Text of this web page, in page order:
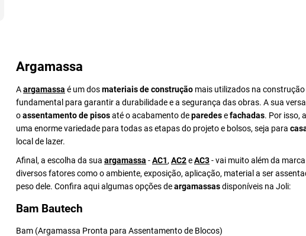
Argamassa
Aargamassa é um dosmateriais de construção mais utilizados na construção
fundamental para garantir a durabilidade e a segurança das obras. A sua
oassentamento de pisosaté o acabamento deparedesefachadas. Por isso, a
uma enorme variedade para todas as etapas do projeto e bolsos, seja para
local de lazer.
Afinal, a escolha da sua argamassa -AC1, AC2eAC3- vai muito além da
diversos fatores como o ambiente, exposição, aplicação, material a ser
peso dele. Confira aqui algumas opções deargamassasdisponíveis na Joli:
Bam Bautech
Bam (Argamassa Pronta para Assentamento de Blocos)